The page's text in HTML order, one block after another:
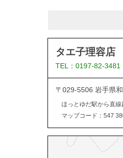
タエ子理容店
TEL：0197-82-3481
〒029-5506 岩手県
ほっとゆだ駅から直
マップコード：547